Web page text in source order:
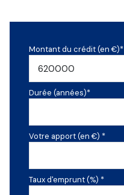
Montant du crédit (en €)*
Durée (années)*
Votre apport (en €) *
Taux d'emprunt (%) *